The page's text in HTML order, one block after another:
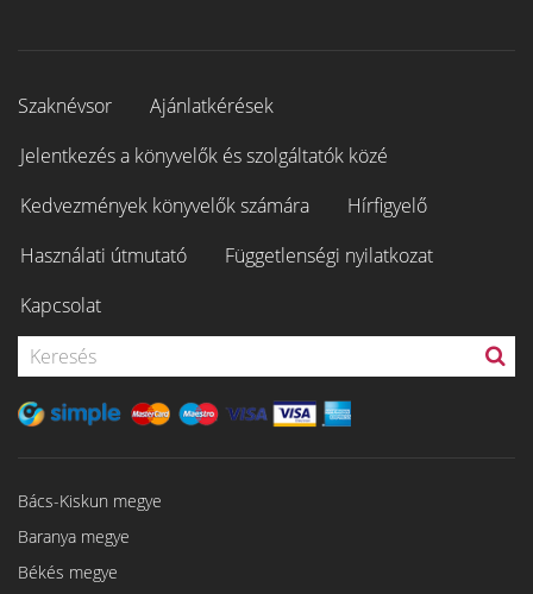
Szaknévsor
Ajánlatkérések
Jelentkezés a könyvelők és szolgáltatók közé
Kedvezmények könyvelők számára
Hírfigyelő
Használati útmutató
Függetlenségi nyilatkozat
Kapcsolat
Bács-Kiskun megye
Baranya megye
Békés megye